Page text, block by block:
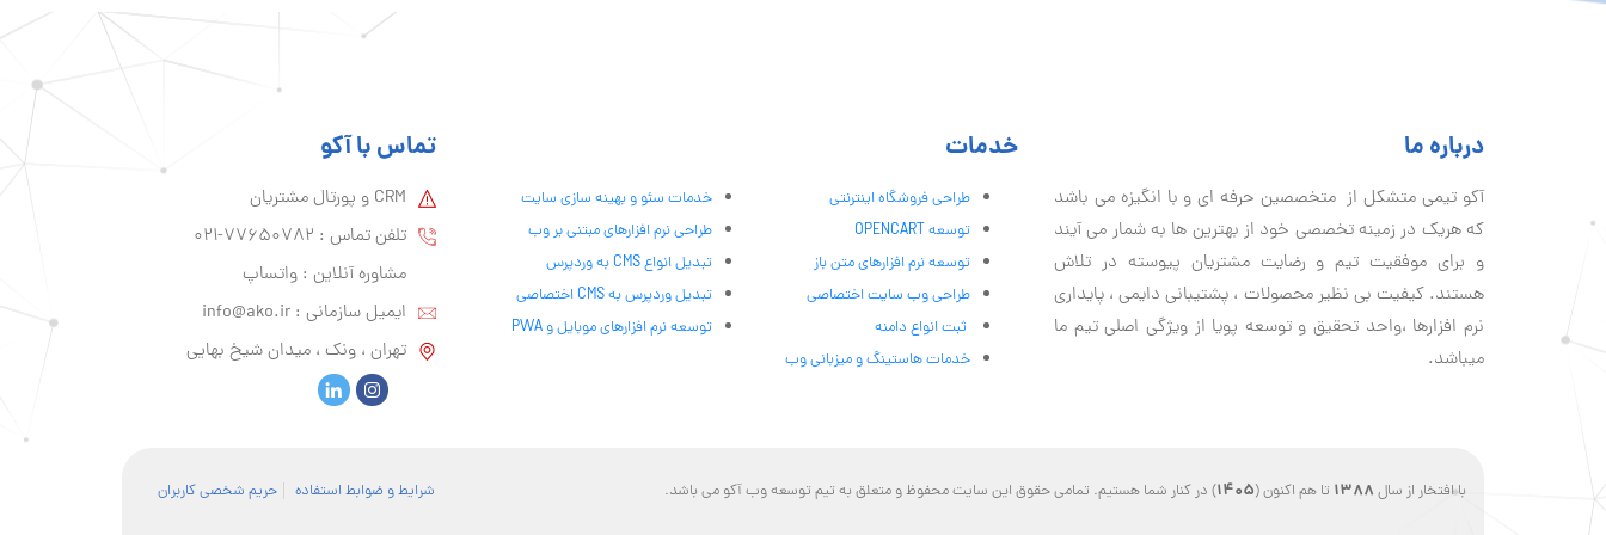
درباره ما
آكو تيمی متشکل از متخصصین حرفه ای و با انگیزه می باشد
که هریک در زمینه تخصصی خود از بهترین ها به شمار می آیند
و برای موفقیت تيم و رضایت مشتریان پیوسته در تلاش
هستند. کیفیت بی نظير محصولات ، پشتیبانی دايمی ، پایداری
نرم افزارها ،واحد تحقیق و توسعه پویا از ویژگی اصلی تیم ما
میباشد.
خدمات
طراحی فروشگاه اینترنتی
توسعه OPENCART
توسعه نرم افزارهای متن باز
طراحی وب سایت اختصاصی
ثبت انواع دامنه
خدمات هاستینگ و میزبانی وب
خدمات سئو و بهینه سازی سایت
طراحی نرم افزارهای مبتنی بر وب
تبدیل انواع CMS به وردپرس
تبدیل وردپرس به CMS اختصاصی
توسعه نرم افزارهای موبایل و PWA
تماس با آکو
CRM و پورتال مشتریان
تلفن تماس :‌ 77650782-021
مشاوره آنلاین : واتساپ
ایمیل سازمانی :‌info@ako.ir
تهران ، ونک ، میدان شیخ بهایی
با افتخار از سال 1388 تا هم اکنون (1405) در کنار شما هستیم. تمامی حقوق این سایت محفوظ و متعلق به تیم توسعه وب آکو می باشد. شرایط و ضوابط استفاده حریم شخصی کاربران